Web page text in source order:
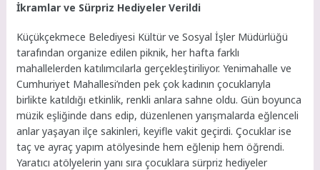
İkramlar ve Sürpriz Hediyeler Verildi
Küçükçekmece Belediyesi Kültür ve Sosyal İşler Müdürlüğü
tarafından organize edilen piknik, her hafta farklı
mahallelerden katılımcılarla gerçekleştiriliyor. Yenimahalle ve
Cumhuriyet Mahallesi’nden pek çok kadının çocuklarıyla
birlikte katıldığı etkinlik, renkli anlara sahne oldu. Gün boyunca
müzik eşliğinde dans edip, düzenlenen yarışmalarda eğlenceli
anlar yaşayan ilçe sakinleri, keyifle vakit geçirdi. Çocuklar ise
taç ve ayraç yapım atölyesinde hem eğlenip hem öğrendi.
Yaratıcı atölyelerin yanı sıra çocuklara sürpriz hediyeler